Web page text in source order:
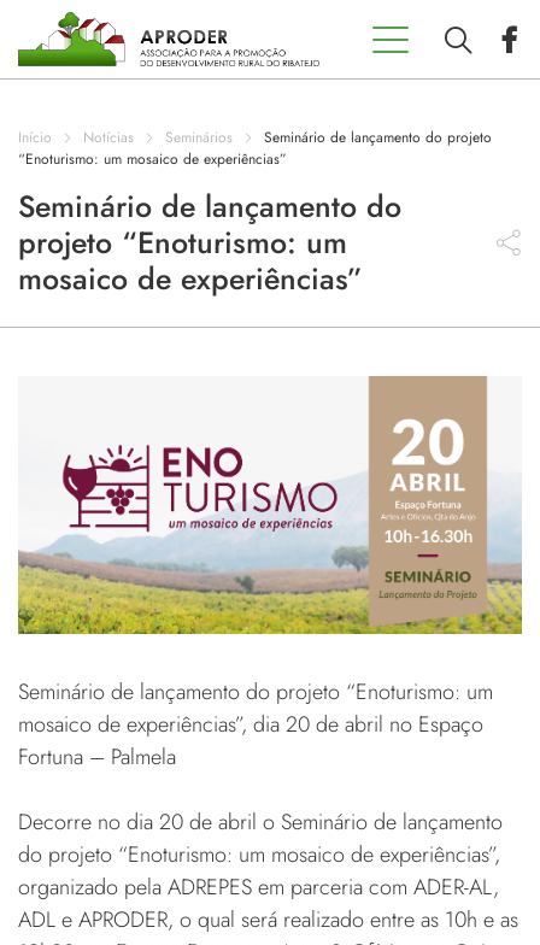
Aproder
EDL 20.30
Concursos
Projetos
Contactos
Início Notícias Seminários
Seminário de lançamento do projeto
“Enoturismo: um mosaico de experiências”
Seminário de lançamento do
projeto “Enoturismo: um
mosaico de experiências”
Seminário de lançamento do projeto “Enoturismo: um
mosaico de experiências”, dia 20 de abril no Espaço
Fortuna – Palmela
Decorre no dia 20 de abril o Seminário de lançamento
do projeto “Enoturismo: um mosaico de experiências”,
organizado pela ADREPES em parceria com ADER-AL,
ADL e APRODER, o qual será realizado entre as 10h e as